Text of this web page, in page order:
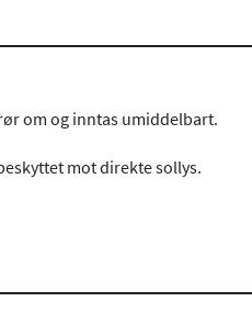
om og inntas umiddelbart.
mot direkte sollys.